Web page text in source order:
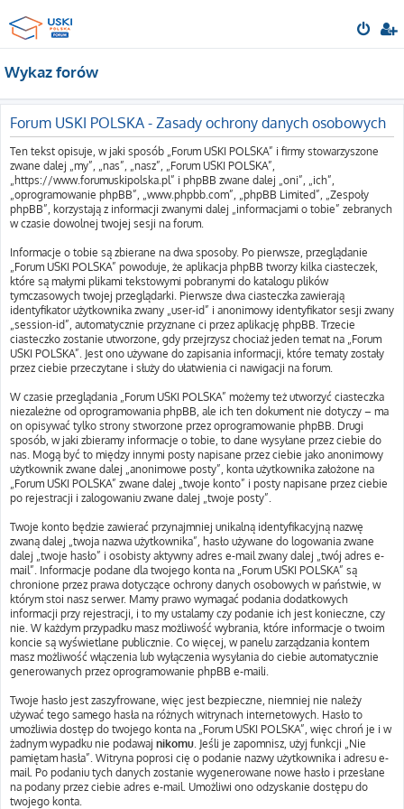
Wykaz forów
Forum USKI POLSKA - Zasady ochrony danych osobowych
Ten tekst opisuje, w jaki sposób „Forum USKI POLSKA” i firmy stowarzyszone
zwane dalej „my”, „nas”, „nasz”, „Forum USKI POLSKA”,
„https://www.forumuskipolska.pl” i phpBB zwane dalej „oni”, „ich”,
„oprogramowanie phpBB”, „www.phpbb.com”, „phpBB Limited”, „Zespoły
phpBB”, korzystają z informacji zwanymi dalej „informacjami o tobie” zebranych
w czasie dowolnej twojej sesji na forum.
Informacje o tobie są zbierane na dwa sposoby. Po pierwsze, przeglądanie
„Forum USKI POLSKA” powoduje, że aplikacja phpBB tworzy kilka ciasteczek,
które są małymi plikami tekstowymi pobranymi do katalogu plików
tymczasowych twojej przeglądarki. Pierwsze dwa ciasteczka zawierają
identyfikator użytkownika zwany „user-id” i anonimowy identyfikator sesji zwany
„session-id”, automatycznie przyznane ci przez aplikację phpBB. Trzecie
ciasteczko zostanie utworzone, gdy przejrzysz chociaż jeden temat na „Forum
USKI POLSKA”. Jest ono używane do zapisania informacji, które tematy zostały
przez ciebie przeczytane i służy do ułatwienia ci nawigacji na forum.
W czasie przeglądania „Forum USKI POLSKA” możemy też utworzyć ciasteczka
niezależne od oprogramowania phpBB, ale ich ten dokument nie dotyczy – ma
on opisywać tylko strony stworzone przez oprogramowanie phpBB. Drugi
sposób, w jaki zbieramy informacje o tobie, to dane wysyłane przez ciebie do
nas. Mogą być to między innymi posty napisane przez ciebie jako anonimowy
użytkownik zwane dalej „anonimowe posty”, konta użytkownika założone na
„Forum USKI POLSKA” zwane dalej „twoje konto” i posty napisane przez ciebie
po rejestracji i zalogowaniu zwane dalej „twoje posty”.
Twoje konto będzie zawierać przynajmniej unikalną identyfikacyjną nazwę
zwaną dalej „twoja nazwa użytkownika”, hasło używane do logowania zwane
dalej „twoje hasło” i osobisty aktywny adres e-mail zwany dalej „twój adres e-
mail”. Informacje podane dla twojego konta na „Forum USKI POLSKA” są
chronione przez prawa dotyczące ochrony danych osobowych w państwie, w
którym stoi nasz serwer. Mamy prawo wymagać podania dodatkowych
informacji przy rejestracji, i to my ustalamy czy podanie ich jest konieczne, czy
nie. W każdym przypadku masz możliwość wybrania, które informacje o twoim
koncie są wyświetlane publicznie. Co więcej, w panelu zarządzania kontem
masz możliwość włączenia lub wyłączenia wysyłania do ciebie automatycznie
generowanych przez oprogramowanie phpBB e-maili.
Twoje hasło jest zaszyfrowane, więc jest bezpieczne, niemniej nie należy
używać tego samego hasła na różnych witrynach internetowych. Hasło to
umożliwia dostęp do twojego konta na „Forum USKI POLSKA”, więc chroń je i w
żadnym wypadku nie podawaj nikomu. Jeśli je zapomnisz, użyj funkcji „Nie
pamiętam hasła”. Witryna poprosi cię o podanie nazwy użytkownika i adresu e-
mail. Po podaniu tych danych zostanie wygenerowane nowe hasło i przesłane
na podany przez ciebie adres e-mail. Umożliwi ono odzyskanie dostępu do
twojego konta.